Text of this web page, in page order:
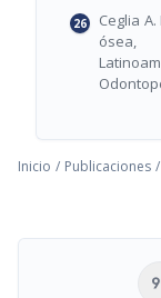
Ceglia
ósea,
Inicio / Publicaciones /